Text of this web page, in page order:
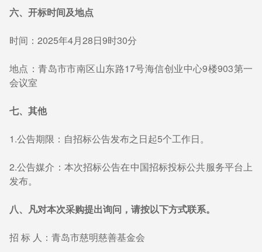
六、开标时间及地点
时间：2025年4月28日9时30分
地点：青岛市市南区山东路17号海信创业中心9楼903第一
会议室
七、其他
1.公告期限：自招标公告发布之日起5个工作日。
2.公告媒介：本次招标公告在中国招标投标公共服务平台上
发布。
八、凡对本次采购提出询问，请按以下方式联系。
招 标 人：青岛市慈明慈善基金会